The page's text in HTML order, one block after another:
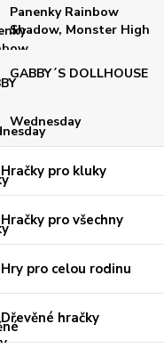
Panenky Rainbow
Shadow, Monster High
GABBY´S DOLLHOUSE
Wednesday
Hračky pro kluky
Hračky pro všechny
Hry pro celou rodinu
Dřevěné hračky